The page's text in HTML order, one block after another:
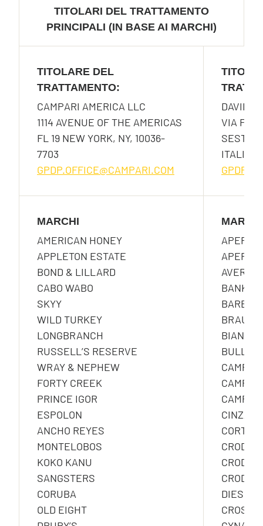
TITOLARI DEL TRATTAMENTO
PRINCIPALI (IN BASE AI MARCHI)
TITOLARE DEL
TRATTAMENTO:
CAMPARI AMERICA LLC
1114 AVENUE OF THE AMERICAS
FL 19 NEW YORK, NY, 10036-
7703
GPDP.OFFICE@CAMPARI.COM
DAVIDE
VIA F.
SESTO
ITALIA
MARCHI
AMERICAN HONEY
APPLETON ESTATE
BOND & LILLARD
CABO WABO
SKYY
WILD TURKEY
LONGBRANCH
RUSSELL’S RESERVE
WRAY & NEPHEW
FORTY CREEK
PRINCE IGOR
ESPOLON
ANCHO REYES
MONTELOBOS
KOKO KANU
SANGSTERS
CORUBA
OLD EIGHT
MARCHI
APEROL
APEROL
AVERNA
BRAULIO
CINZANO
CORTE
CRODINO
DIESUS
CROSS